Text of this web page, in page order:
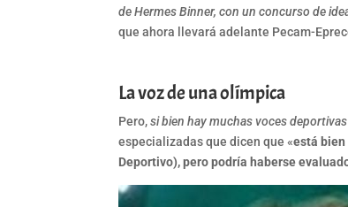
de Hermes Binner, con un concurso de
que ahora llevará adelante Pecam-
La voz de una olímpica
Pero,si bien hay muchas voces
especializadas que dicen que «está bien
Deportivo), pero podría haberse